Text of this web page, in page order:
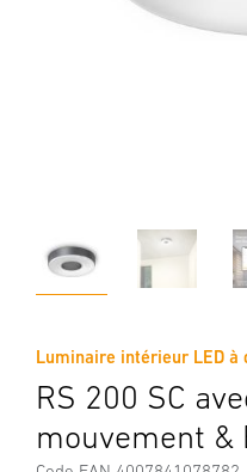
Luminaire intérieur LED à
RS 200 SC
mouvement &